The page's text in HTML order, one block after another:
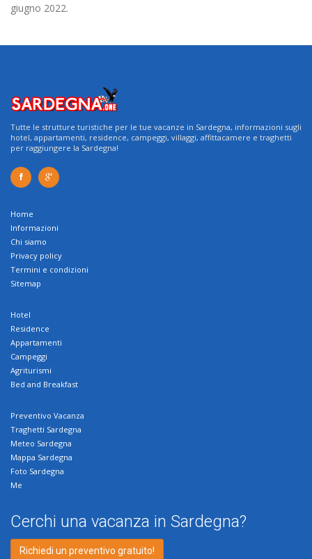
giugno 2022.
Tutte le strutture turistiche per le tue vacanze in Sardegna, informazioni sugli
hotel, appartamenti, residence, campeggi, villaggi, affittacamere e traghetti
per raggiungere la Sardegna!
Home
Informazioni
Chi siamo
Privacy policy
Termini e condizioni
Sitemap
Hotel
Residence
Appartamenti
Campeggi
Agriturismi
Bed and Breakfast
Preventivo Vacanza
Traghetti Sardegna
Meteo Sardegna
Mappa Sardegna
Foto Sardegna
Me
Cerchi una vacanza in Sardegna?
Richiedi un preventivo gratuito!